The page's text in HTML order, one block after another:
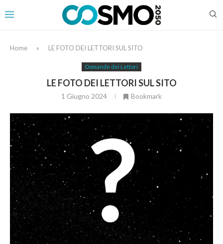
Home » LE FOTO DEI LETTORI SUL SITO
Domande dei Lettori
LE FOTO DEI LETTORI SUL SITO
1 Giugno 2024 Bookmark